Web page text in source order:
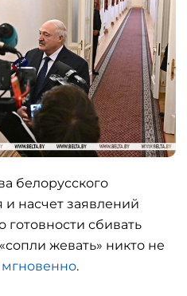
белорусского
и насчет заявлений
готовности сбивать
жевать» никто не
мгновенно.